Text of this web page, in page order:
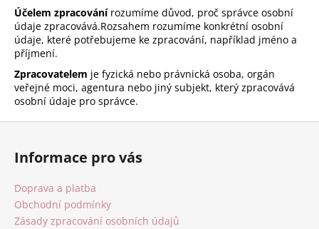
Účelem zpracovánírozumíme důvod, proč správce osobní
údaje zpracovává.Rozsahem rozumíme konkrétní osobní
údaje, které potřebujeme ke zpracování, například jméno a
příjmení.
Zpracovatelem je fyzická nebo právnická osoba, orgán
veřejné moci, agentura nebo jiný subjekt, který zpracovává
osobní údaje pro správce.
Z
Informace pro vás
Doprava a platba
Obchodní podmínky
Zásady zpracování osobních údajů